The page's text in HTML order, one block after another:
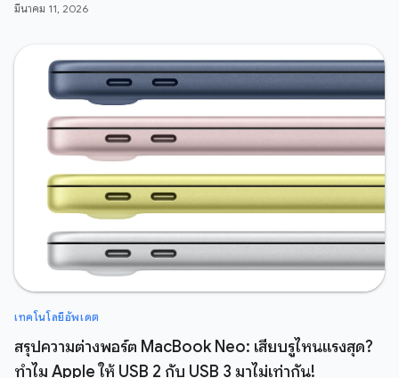
มีนาคม 11, 2026
เทคโนโลยีอัพเดต
สรุปความต่างพอร์ต MacBook Neo: เสียบรูไหนแรงสุด?
ทำไม Apple ให้ USB 2 กับ USB 3 มาไม่เท่ากัน!